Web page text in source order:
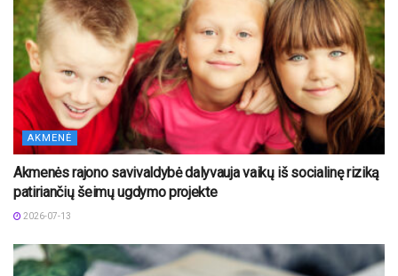
AKMENĖ
Akmenės rajono savivaldybė dalyvauja vaikų iš socialinę riziką
patiriančių šeimų ugdymo projekte
2026-07-13